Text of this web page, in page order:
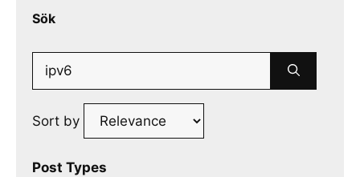
Sök
Search
for:
Sort by
Post Types